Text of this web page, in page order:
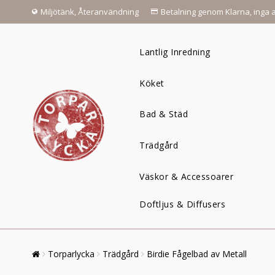
Miljötänk, Återanvändning Betalning genom Klarna, inga
Lantlig Inredning
Köket
Bad & Städ
Trädgård
Väskor & Accessoarer
Doftljus & Diffusers
Torparlycka Trädgård Birdie Fågelbad av Metall